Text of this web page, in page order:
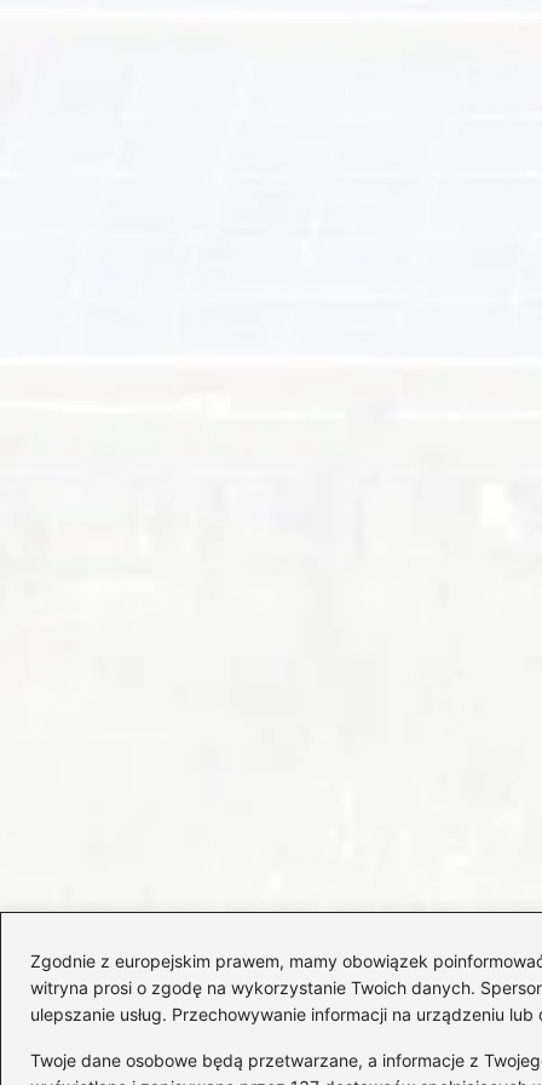
Zgodnie z europejskim prawem, mamy obowiązek
witryna prosi o zgodę na wykorzystanie Twoich danych.
ulepszanie usług. Przechowywanie informacji na urządzeniu
Twoje dane osobowe będą przetwarzane, a informacje z